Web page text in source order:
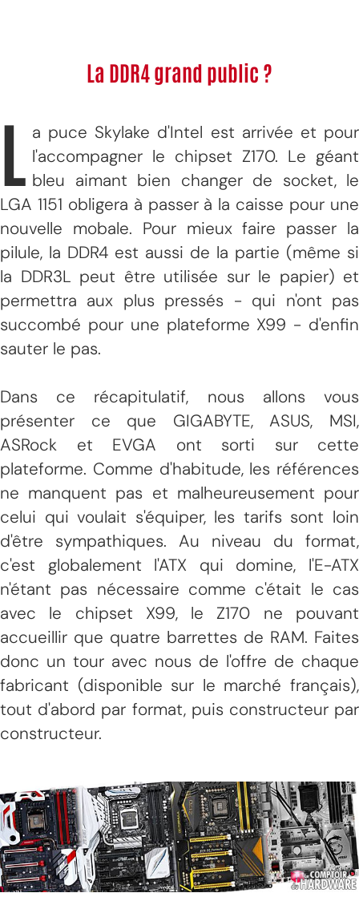
La DDR4 grand public ?
L
a puce Skylake d'Intel est arrivée et pour
l'accompagner le chipset Z170. Le géant
bleu aimant bien changer de socket, le
LGA 1151 obligera à passer à la caisse pour une
nouvelle mobale. Pour mieux faire passer la
pilule, la DDR4 est aussi de la partie (même si
la DDR3L peut être utilisée sur le papier) et
permettra aux plus pressés - qui n'ont pas
succombé pour une plateforme X99 - d'enfin
sauter le pas.
Dans ce récapitulatif, nous allons vous
présenter ce que GIGABYTE, ASUS, MSI,
ASRock et EVGA ont sorti sur cette
plateforme. Comme d'habitude, les références
ne manquent pas et malheureusement pour
celui qui voulait s'équiper, les tarifs sont loin
d'être sympathiques. Au niveau du format,
c'est globalement l'ATX qui domine, l'E-ATX
n'étant pas nécessaire comme c'était le cas
avec le chipset X99, le Z170 ne pouvant
accueillir que quatre barrettes de RAM. Faites
donc un tour avec nous de l'offre de chaque
fabricant (disponible sur le marché français),
tout d'abord par format, puis constructeur par
constructeur.